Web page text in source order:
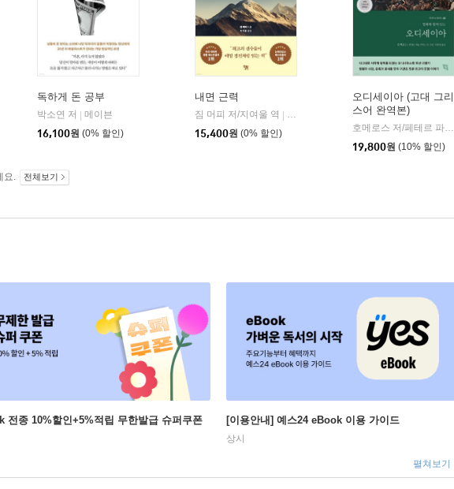
자음과모음
독하게 돈 공부
박소연 저
메이븐
16,100원 (0% 할인)
내면 근력
짐 머피 저/지여울 역
윌북(willbook)
15,400원 (0% 할인)
오디세이아 (고대 그리
스어 완역본)
호메로스 저/페테르 파울 루벤스 그림/박문재 역
19,800원 (10% 할인)
요. 전체보기
전종 10%할인+5%적립 무한발급 슈퍼쿠폰 [이용안내] 예스24 eBook 이용 가이드
상시
펼쳐보기